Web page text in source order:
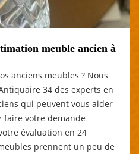
meuble ancien à
anciens meubles ? Nous
34 des experts en
qui peuvent vous aider
faire votre demande
évaluation en 24
prennent un peu de